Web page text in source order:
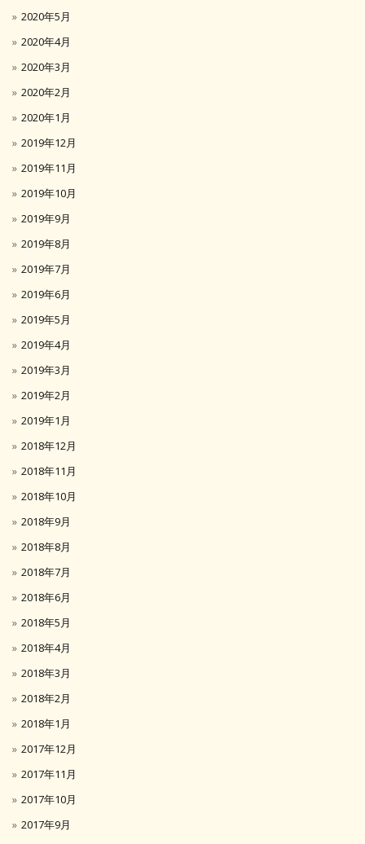
2020年5月
2020年4月
2020年3月
2020年2月
2020年1月
2019年12月
2019年11月
2019年10月
2019年9月
2019年8月
2019年7月
2019年6月
2019年5月
2019年4月
2019年3月
2019年2月
2019年1月
2018年12月
2018年11月
2018年10月
2018年9月
2018年8月
2018年7月
2018年6月
2018年5月
2018年4月
2018年3月
2018年2月
2018年1月
2017年12月
2017年11月
2017年10月
2017年9月